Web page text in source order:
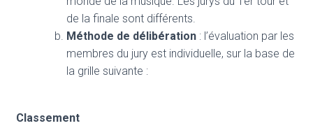
de la finale sont différents.
Méthode de délibération : l’évaluation par les
membres du jury est individuelle, sur la base de
la grille suivante :
Classement